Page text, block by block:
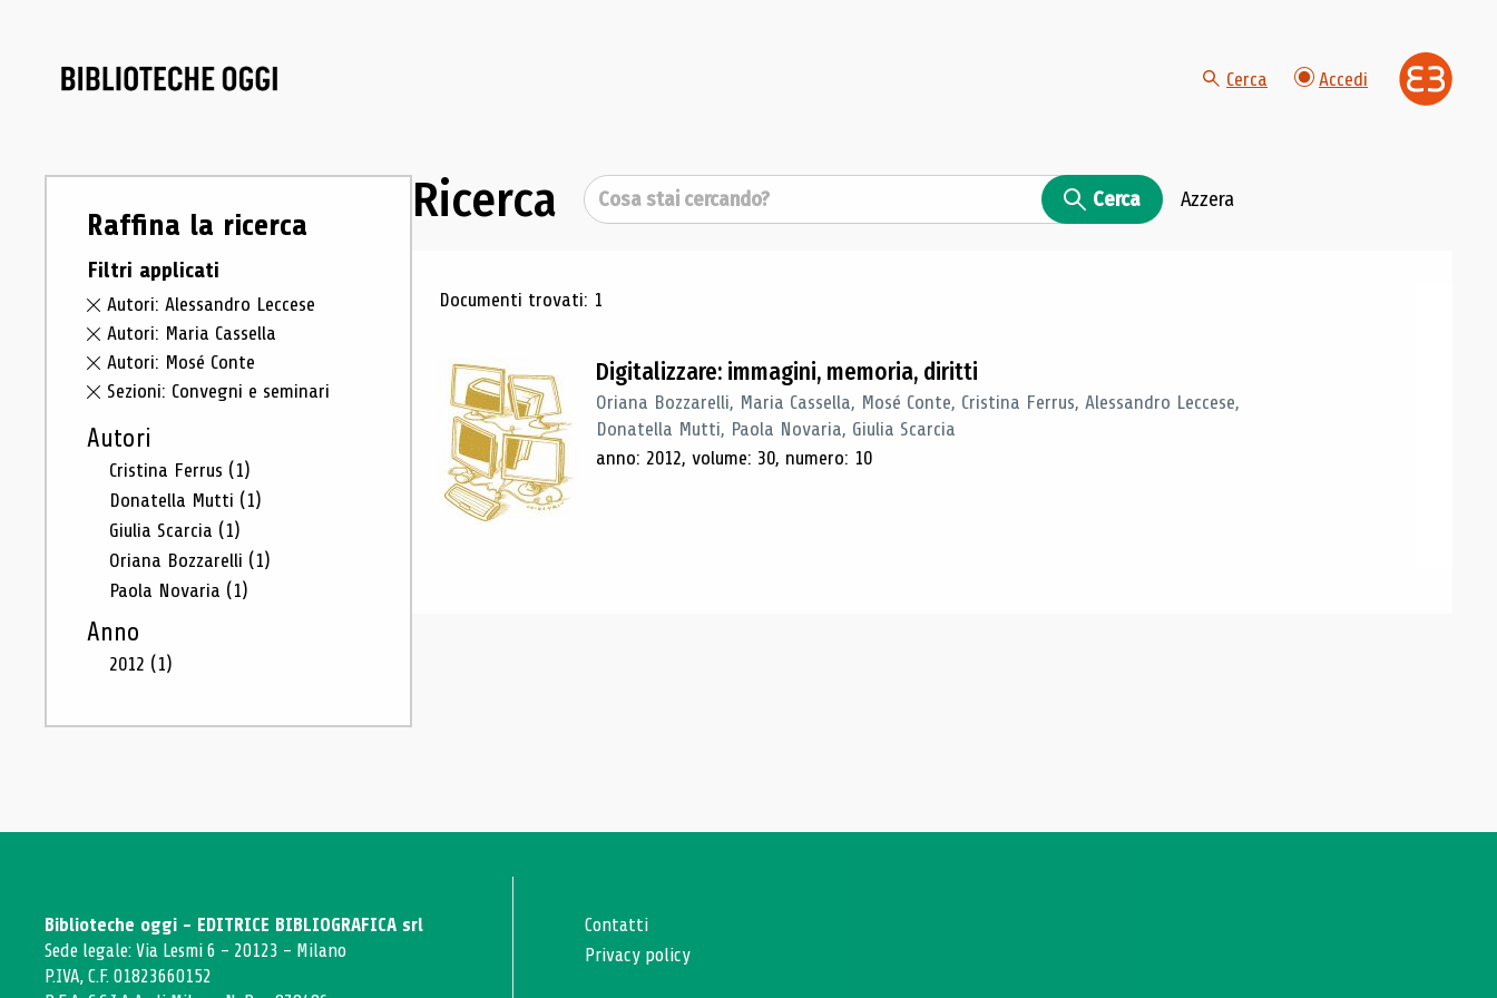
Cerca Accedi
Raffina la ricerca
Filtri applicati
Autori: Alessandro Leccese
Autori: Maria Cassella
Autori: Mosé Conte
Sezioni: Convegni e seminari
Autori
Cristina Ferrus (1)
Donatella Mutti (1)
Giulia Scarcia (1)
Oriana Bozzarelli (1)
Paola Novaria (1)
Anno
2012 (1)
Ricerca Cerca Cerca Azzera
Risultati di ricerca
Documenti trovati: 1
Digitalizzare: immagini, memoria, diritti
Oriana Bozzarelli, Maria Cassella, Mosé Conte, Cristina Ferrus, Alessandro Leccese,
Donatella Mutti, Paola Novaria, Giulia Scarcia
anno: 2012, volume: 30, numero: 10
Biblioteche oggi - EDITRICE BIBLIOGRAFICA srl
Sede legale: Via Lesmi 6 - 20123 - Milano
P.IVA, C.F. 01823660152
Contatti
Privacy policy